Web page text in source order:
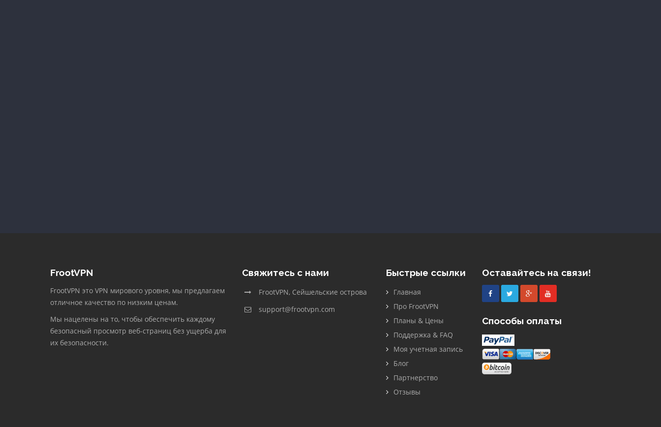
FrootVPN
FrootVPN это VPN мирового уровня, мы предлагаем
отличное качество по низким ценам.
Мы нацелены на то, чтобы обеспечить каждому
безопасный просмотр веб-страниц без ущерба для
их безопасности.
Свяжитесь с нами
FrootVPN, Сейшельские острова
support@frootvpn.com
Быстрые ссылки
Главная
Про FrootVPN
Планы & Цены
Поддержка & FAQ
Моя учетная запись
Блог
Партнерство
Отзывы
Оставайтесь на связи!
FacebookTwitterGoogleYoutube
Способы оплаты